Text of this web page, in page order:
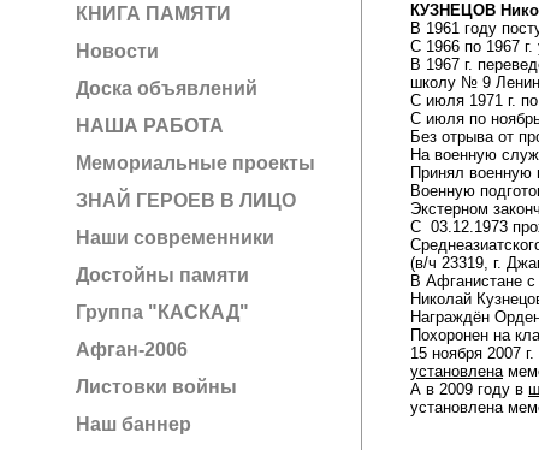
КНИГА ПАМЯТИ
Новости
Доска объявлений
НАША РАБОТА
Мемориальные проекты
ЗНАЙ ГЕРОЕВ В ЛИЦО
Наши современники
Достойны памяти
Группа "КАСКАД"
Афган-2006
Листовки войны
Наш баннер
КУЗНЕЦОВ
В 1961 году
С 1966 по 1967
В 1967 г.
школу № 9
С июля 1971 г.
С июля по
Без отрыва от
На военную
Принял военную
Военную
Экстерном
С 03.12.1973
(в/ч 23319, г.
В Афганистане с
Николай
Награждён
Похоронен на
15 ноября 2007
установлена
А в 2009 году в
установлена